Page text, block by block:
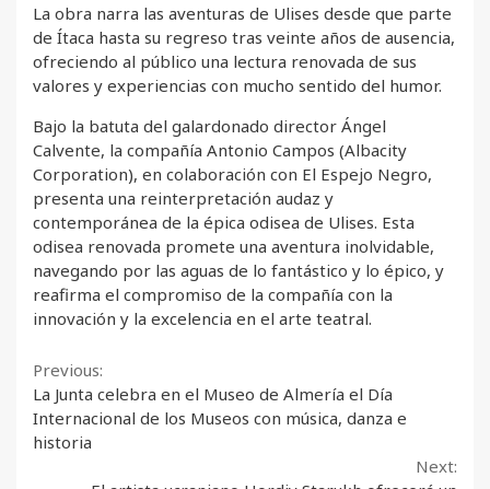
La obra narra las aventuras de Ulises desde que parte
de Ítaca hasta su regreso tras veinte años de ausencia,
ofreciendo al público una lectura renovada de sus
valores y experiencias con mucho sentido del humor.
Bajo la batuta del galardonado director Ángel
Calvente, la compañía Antonio Campos (Albacity
Corporation), en colaboración con El Espejo Negro,
presenta una reinterpretación audaz y
contemporánea de la épica odisea de Ulises. Esta
odisea renovada promete una aventura inolvidable,
navegando por las aguas de lo fantástico y lo épico, y
reafirma el compromiso de la compañía con la
innovación y la excelencia en el arte teatral.
Continue
Reading
Previous:
La Junta celebra en el Museo de Almería el Día
Internacional de los Museos con música, danza e
historia
Next: